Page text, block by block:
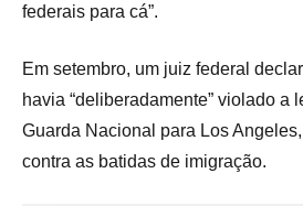
federais para cá”.
Em setembro, um juiz federal
havia “deliberadamente” violado a
Guarda Nacional para Los
contra as batidas de imigração.